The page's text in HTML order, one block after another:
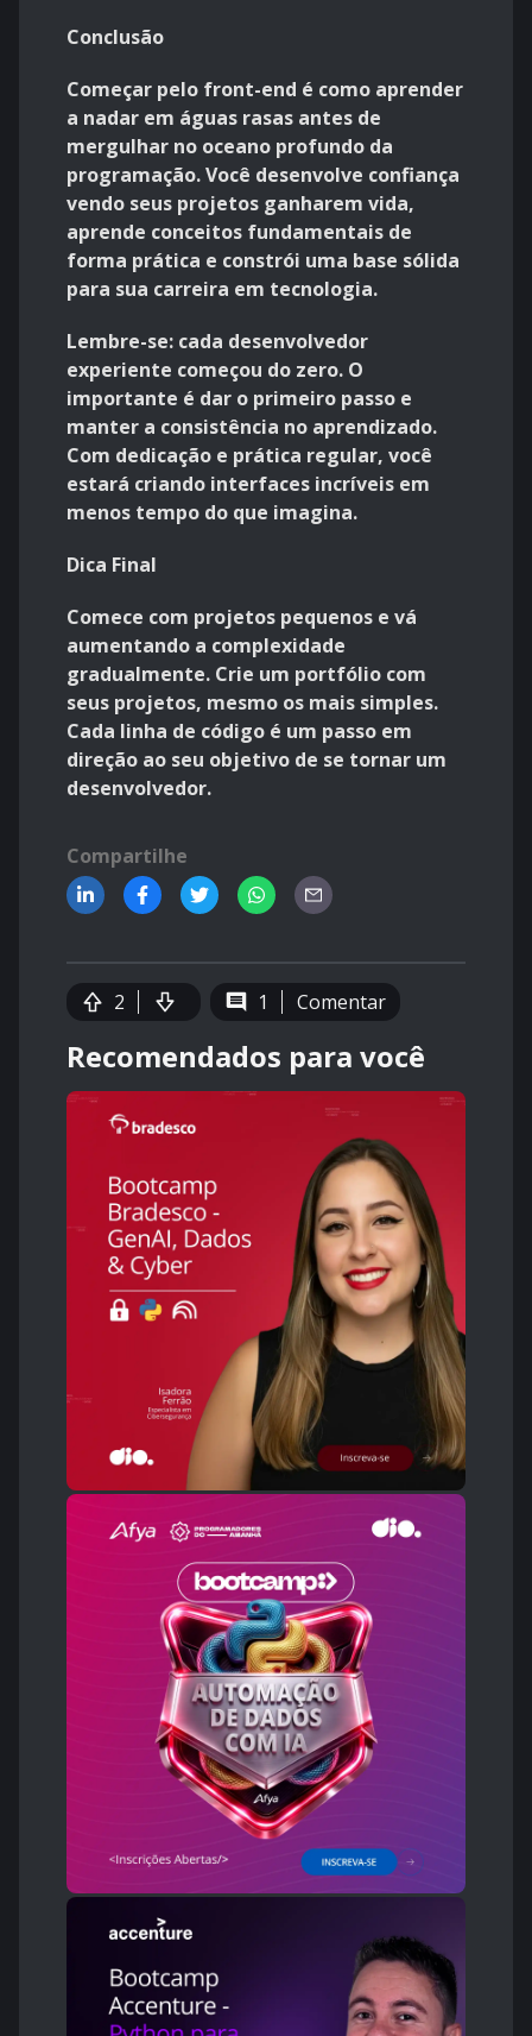
Conclusão
Começar pelo front-end é como aprender
a nadar em águas rasas antes de
mergulhar no oceano profundo da
programação. Você desenvolve confiança
vendo seus projetos ganharem vida,
aprende conceitos fundamentais de
forma prática e constrói uma base sólida
para sua carreira em tecnologia.
Lembre-se: cada desenvolvedor
experiente começou do zero. O
importante é dar o primeiro passo e
manter a consistência no aprendizado.
Com dedicação e prática regular, você
estará criando interfaces incríveis em
menos tempo do que imagina.
Dica Final
Comece com projetos pequenos e vá
aumentando a complexidade
gradualmente. Crie um portfólio com
seus projetos, mesmo os mais simples.
Cada linha de código é um passo em
direção ao seu objetivo de se tornar um
desenvolvedor.
Compartilhe
2 1 Comentar
Recomendados para você